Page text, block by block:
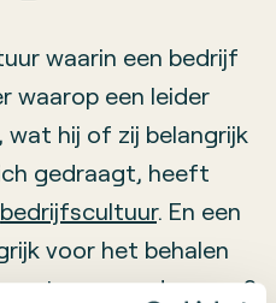
waarin een bedrijf
waarop een leider
hij of zij belangrijk
gedraagt, heeft
bedrijfscultuur. En een
voor het behalen
team goed samen?